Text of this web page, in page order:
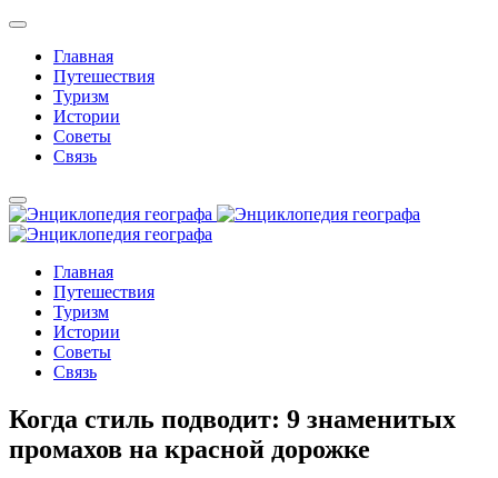
Главная
Путешествия
Туризм
Истории
Советы
Связь
Главная
Путешествия
Туризм
Истории
Советы
Связь
Когда стиль подводит: 9 знаменитых
промахов на красной дорожке